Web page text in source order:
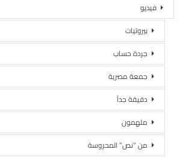
فيديو
بيروتيات
جردة حساب
جمعة مصرية
دقيقة جداً
ملهمون
من “نص” المحروسة